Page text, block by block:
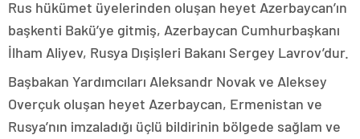
Rus hükümet üyelerinden oluşan heyet Azerbaycan’ın
başkenti Bakü’ye gitmiş, Azerbaycan Cumhurbaşkanı
İlham Aliyev, Rusya Dışişleri Bakanı Sergey Lavrov’dur.
Başbakan Yardımcıları Aleksandr Novak ve Aleksey
Overçuk oluşan heyet Azerbaycan, Ermenistan ve
Rusya’nın imzaladığı üçlü bildirinin bölgede sağlam ve